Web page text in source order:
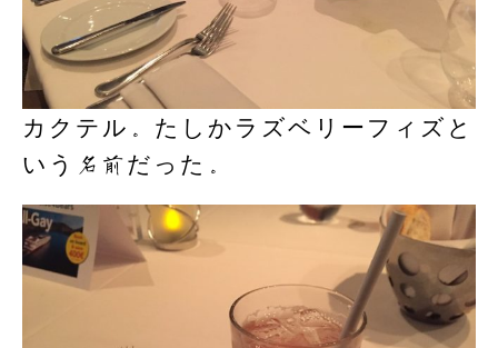
カクテル。たしかラズベリーフィズと
いう名前だった。